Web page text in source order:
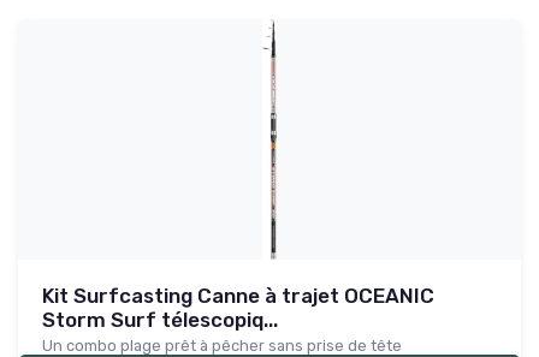
Kit Surfcasting Canne à trajet OCEANIC
Storm Surf télescopiq...
Un combo plage prêt à pêcher sans prise de tête